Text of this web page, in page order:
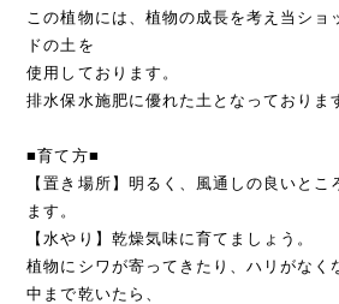
この植物には、植物の成長を考え当ショ
ドの土を
使用しております。
排水保水施肥に優れた土となっておりま
■育て方■
【置き場所】明るく、風通しの良いとこ
ます。
【水やり】乾燥気味に育てましょう。
植物にシワが寄ってきたり、ハリがなく
中まで乾いたら、